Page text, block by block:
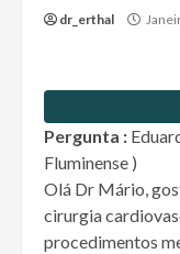
dr_erthal
Pergunta :
Fluminense )
Olá Dr Mário,
cirurgia
procedimentos